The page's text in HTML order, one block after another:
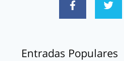
Entradas Populares